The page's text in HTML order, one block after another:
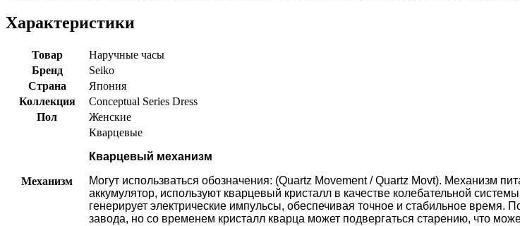
Характеристики
Товар
Наручные часы
Бренд
Seiko
Страна
Япония
Коллекция
Conceptual Series Dress
Пол
Женские
Механизм
Кварцевые
Кварцевый механизм
Могут использваться обозначения: (Quartz Movement / Quartz Movt). Механизм
аккумулятор, используют кварцевый кристалл в качестве колебательной
генерирует электрические импульсы, обеспечивая точное и стабильное время.
завода, но со временем кристалл кварца может подвергаться старению, что